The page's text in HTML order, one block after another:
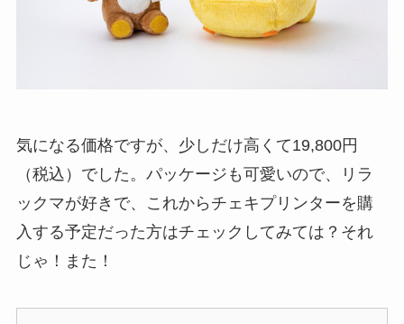
気になる価格ですが、少しだけ高くて19,800円
（税込）でした。パッケージも可愛いので、リラ
ックマが好きで、これからチェキプリンターを購
入する予定だった方はチェックしてみては？それ
じゃ！また！